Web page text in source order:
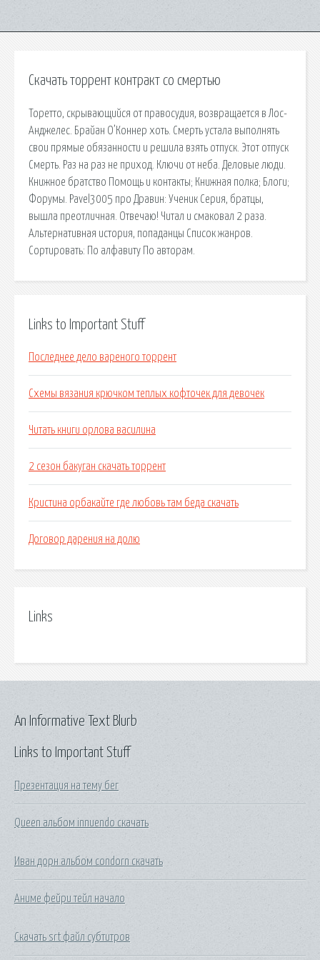
Скачать торрент контракт со смертью
Торетто, скрывающийся от правосудия, возвращается в Лос-
Анджелес. Брайан О’Коннер хоть. Смерть устала выполнять
свои прямые обязанности и решила взять отпуск. Этот отпуск
Смерть. Раз на раз не приход. Ключи от неба. Деловые люди.
Книжное братство Помощь и контакты; Книжная полка; Блоги;
Форумы. Pavel3005 про Дравин: Ученик Серия, братцы,
вышла преотличная. Отвечаю! Читал и смаковал 2 раза.
Альтернативная история, попаданцы Список жанров.
Сортировать: По алфавиту По авторам.
Links to Important Stuff
Последнее дело вареного торрент
Схемы вязания крючком теплых кофточек для девочек
Читать книги орлова василина
2 сезон бакуган скачать торрент
Кристина орбакайте где любовь там беда скачать
Договор дарения на долю
Links
Links to Important Stuff
Презентация на тему бег
Queen альбом innuendo скачать
Иван дорн альбом condorn скачать
Аниме фейри тейл начало
Скачать srt файл субтитров
An Informative Text Blurb